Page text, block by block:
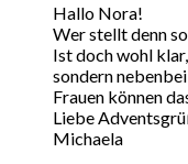
Hallo Nora!
Wer stellt denn
Ist doch wohl
sondern nebenbei
Frauen können
Liebe
Michaela